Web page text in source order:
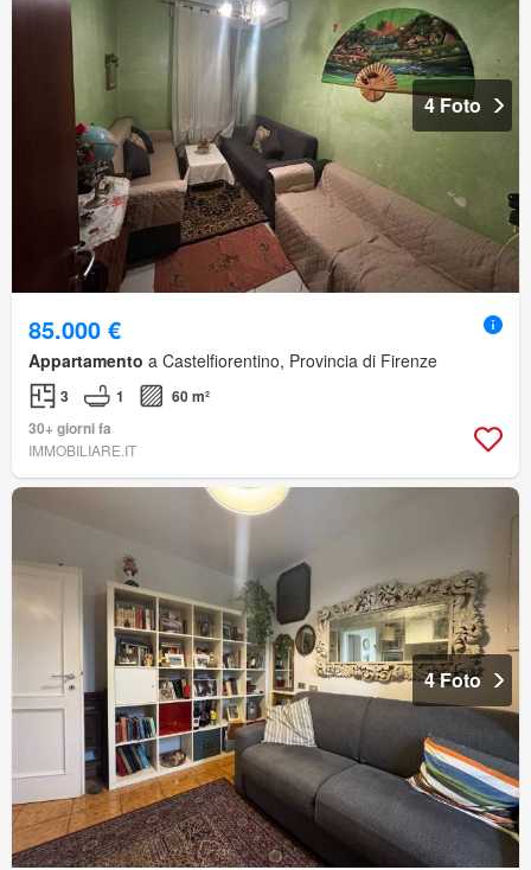
4 Foto
85.000 €
Appartamento a Castelfiorentino, Provincia di Firenze
3 1
60 m²
30+ giorni fa
IMMOBILIARE.IT
4 Foto